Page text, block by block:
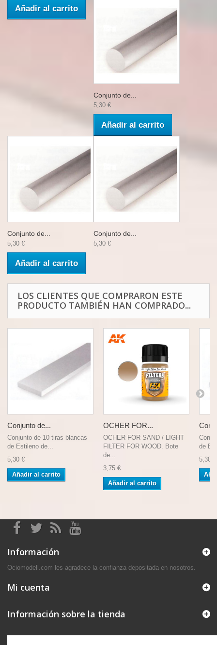
Añadir al carrito
Conjunto de...
5,30 €
Añadir al carrito
Conjunto de...
5,30 €
Añadir al carrito
Conjunto de...
5,30 €
LOS CLIENTES QUE COMPRARON ESTE
PRODUCTO TAMBIÉN HAN COMPRADO...
Conjunto de...
Conjunto de 10 tiras blancas
de Estileno de...
5,30 €
Añadir al carrito
OCHER FOR...
OCHER FOR SAND / LIGHT
FILTER FOR WOOD. Bote
de...
3,75 €
Añadir al carrito
de
5,30 €
Información
Ociomodell.com les agradece la confianza depositada en nosotros.
Mi cuenta
Información sobre la tienda